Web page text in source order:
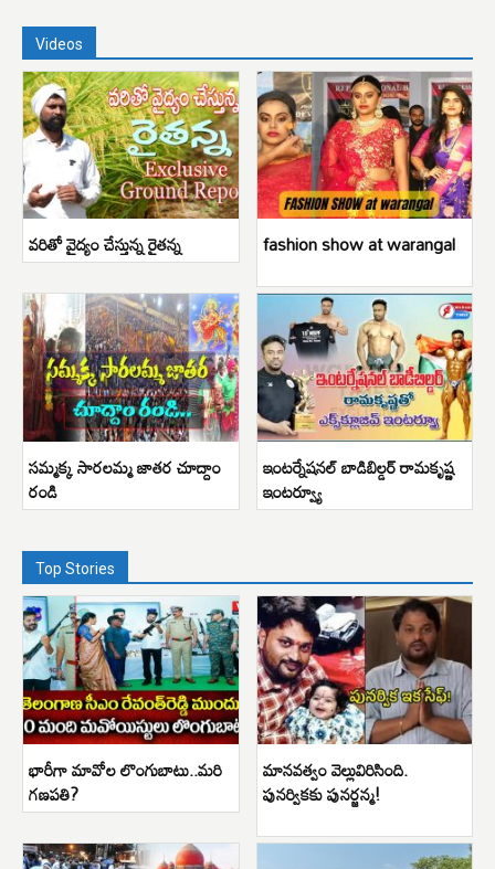
Videos
వరితో వైద్యం చేస్తున్న రైతన్న fashion show at warangal
సమ్మక్క సారలమ్మ జాతర చూద్దాం
రండి
ఇంటర్నేషనల్ బాడిబిల్డర్ రామకృష్ణ
ఇంటర్వ్యూ
Top Stories
భారీగా మావోల లొంగుబాటు..మరి
గణపతి?
మానవత్వం వెల్లువిరిసింది.
పునర్వికకు పునర్జన్మ!